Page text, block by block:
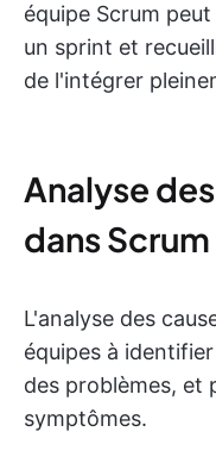
équipe Scrum
un sprint et
de l'intégrer
Analyse
dans Scrum
L'analyse des
équipes à
des problèmes, et
symptômes.